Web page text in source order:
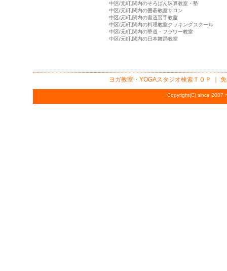
中区/元町,関内のそろばん珠算教室・塾
中区/元町,関内の囲碁教室サロン
中区/元町,関内の書道習字教室
中区/元町,関内の料理教室クッキングスクール
中区/元町,関内の華道・フラワー教室
中区/元町,関内の日本舞踊教室
ヨガ教室・YOGAスタジオ検索 ＴＯＰ ｜
Copyright(C) since 2007